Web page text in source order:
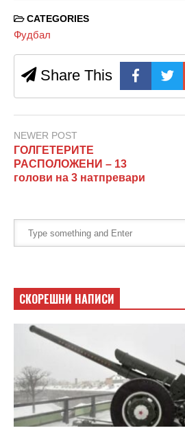
CATEGORIES
Фудбал
Share This
NEWER POST
ГОЛГЕТЕРИТЕ
РАСПОЛОЖЕНИ – 13
голови на 3 натпревари
СКОРЕШНИ НАПИСИ